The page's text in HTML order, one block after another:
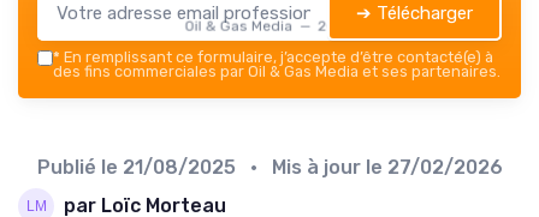
Oil & Gas Media — 2026
➔ Télécharger
* En remplissant ce formulaire, j’accepte d’être contacté(e) à
des fins commerciales par Oil & Gas Media et ses partenaires.
Publié le 21/08/2025 • Mis à jour le 27/02/2026
par Loïc Morteau